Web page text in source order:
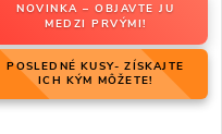
NOVINKA – OBJAVTE JU
MEDZI PRVÝMI!
POSLEDNÉ KUSY- ZÍSKAJTE
ICH KÝM MÔŽETE!